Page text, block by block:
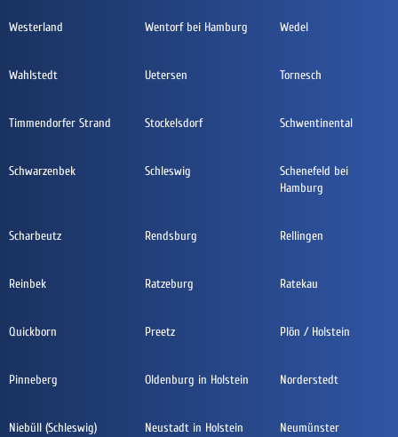
Westerland Wentorf bei Hamburg Wedel
Wahlstedt Uetersen Tornesch
Timmendorfer Strand Stockelsdorf Schwentinental
Schwarzenbek Schleswig
Schenefeld bei
Hamburg
Scharbeutz Rendsburg Rellingen
Reinbek Ratzeburg Ratekau
Quickborn Preetz Plön / Holstein
Pinneberg Oldenburg in Holstein Norderstedt
Niebüll (Schleswig) Neustadt in Holstein Neumünster